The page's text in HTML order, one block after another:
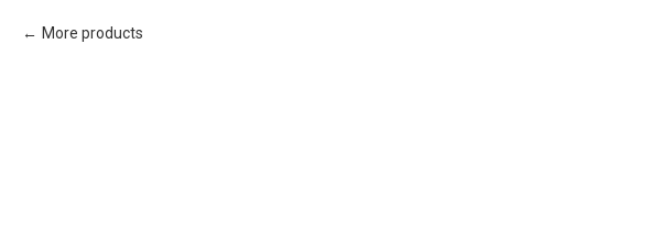
More products